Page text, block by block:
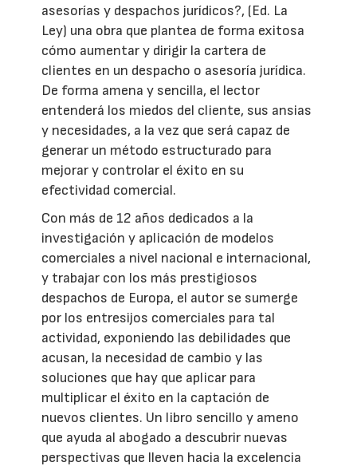
asesorías y despachos jurídicos?, (Ed. La
Ley) una obra que plantea de forma exitosa
cómo aumentar y dirigir la cartera de
clientes en un despacho o asesoría jurídica.
De forma amena y sencilla, el lector
entenderá los miedos del cliente, sus ansias
y necesidades, a la vez que será capaz de
generar un método estructurado para
mejorar y controlar el éxito en su
efectividad comercial.
Con más de 12 años dedicados a la
investigación y aplicación de modelos
comerciales a nivel nacional e internacional,
y trabajar con los más prestigiosos
despachos de Europa, el autor se sumerge
por los entresijos comerciales para tal
actividad, exponiendo las debilidades que
acusan, la necesidad de cambio y las
soluciones que hay que aplicar para
multiplicar el éxito en la captación de
nuevos clientes. Un libro sencillo y ameno
que ayuda al abogado a descubrir nuevas
perspectivas que lleven hacia la excelencia